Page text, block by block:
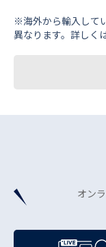
※海外から輸⼊して
異なります。詳しく
オン